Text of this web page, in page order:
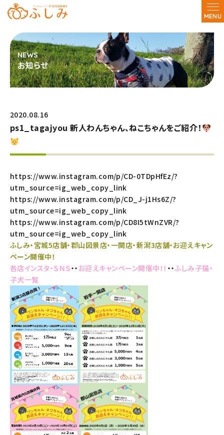
MENU
お知らせ
2020.08.16
ps1_tagajyou 新人わんちゃん、ねこちゃんをご紹介！
https://www.instagram.com/p/CD-0TDpHfEz/?
utm_source=ig_web_copy_link
https://www.instagram.com/p/CD_J-j1Hs6Z/?
utm_source=ig_web_copy_link
https://www.instagram.com/p/CD8I5tWnZVR/?
utm_source=ig_web_copy_link
ふしみ・宮城5店舗・郡山図景店・一関店・新潟3店舗・お迎えキャン
ペーン開催中！
各店インスタ・ＳＮＳ・・ お迎えキャンペーン開催中！！ ・・ふしみ子猫・
子犬一覧